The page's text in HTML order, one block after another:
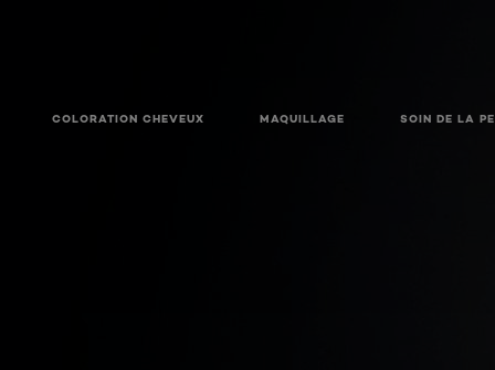
COLORATION CHEVEUX MAQUILLAGE SOIN DE LA